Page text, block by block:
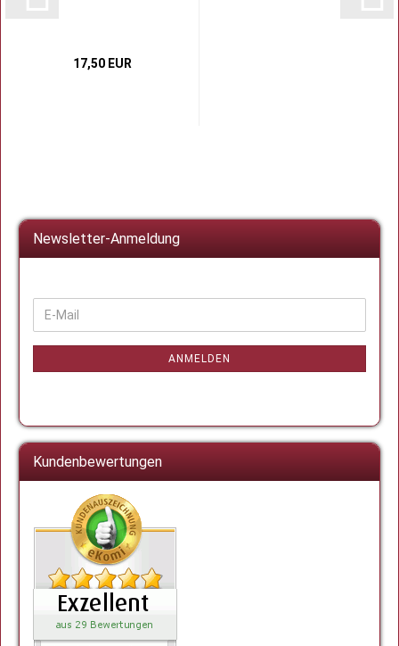
17,50 EUR
Newsletter-Anmeldung
WEITER
ZUR
NEWSLETTER-
E-
Mail
ANMELDEN
Kundenbewertungen